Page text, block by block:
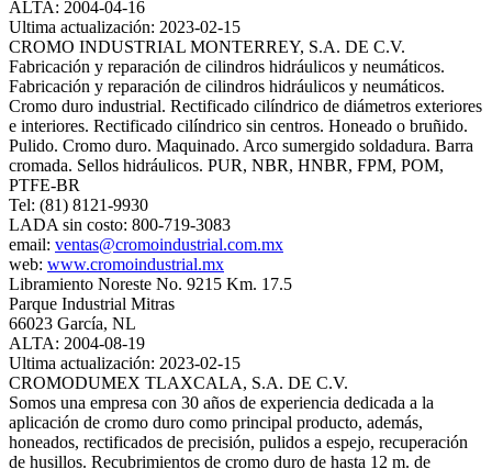
ALTA: 2004-04-16
Ultima actualización: 2023-02-15
CROMO INDUSTRIAL MONTERREY, S.A. DE C.V.
Fabricación y reparación de cilindros hidráulicos y neumáticos.
Fabricación y reparación de cilindros hidráulicos y neumáticos.
Cromo duro industrial. Rectificado cilíndrico de diámetros exteriores
e interiores. Rectificado cilíndrico sin centros. Honeado o bruñido.
Pulido. Cromo duro. Maquinado. Arco sumergido soldadura. Barra
cromada. Sellos hidráulicos. PUR, NBR, HNBR, FPM, POM,
PTFE-BR
Tel: (81) 8121-9930
LADA sin costo: 800-719-3083
email: ventas@cromoindustrial.com.mx
web: www.cromoindustrial.mx
Libramiento Noreste No. 9215 Km. 17.5
Parque Industrial Mitras
66023 García, NL
ALTA: 2004-08-19
Ultima actualización: 2023-02-15
CROMODUMEX TLAXCALA, S.A. DE C.V.
Somos una empresa con 30 años de experiencia dedicada a la
aplicación de cromo duro como principal producto, además,
honeados, rectificados de precisión, pulidos a espejo, recuperación
de husillos. Recubrimientos de cromo duro de hasta 12 m. de